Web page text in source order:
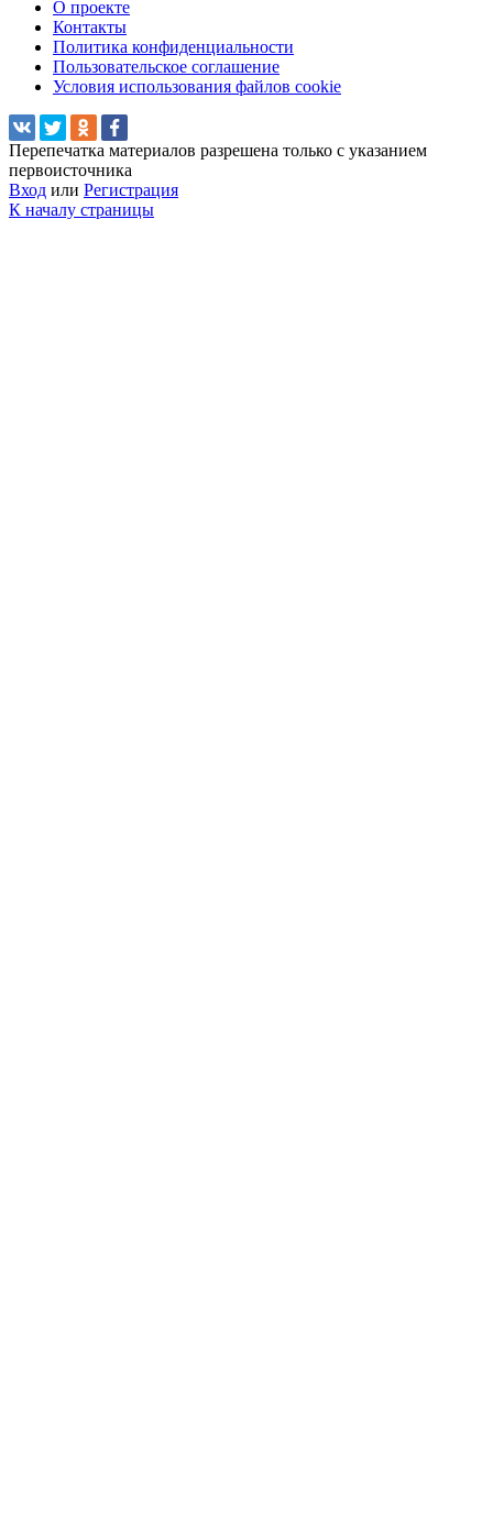
О проекте
Контакты
Политика конфиденциальности
Пользовательское соглашение
Условия использования файлов cookie
Перепечатка материалов разрешена только с указанием
первоисточника
Вход или Регистрация
К началу страницы